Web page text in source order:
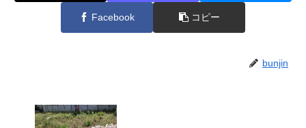
Facebook コピー
bunjin